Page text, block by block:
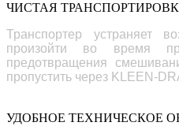
ЧИСТАЯ
Транспортер устраняет
произойти во время
предотвращения
пропустить через KLEEN-
УДОБНОЕ ТЕХНИЧЕСКОЕ